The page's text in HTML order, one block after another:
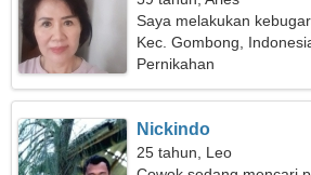
Saya melakukan
udara segar
Kec. Gombong,
Pernikahan
Nickindo
25 tahun, Leo